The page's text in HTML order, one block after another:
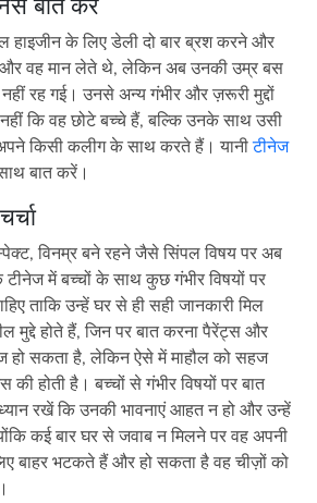
बात करें
हाइजीन के लिए डेली दो बार ब्रश करने और
वह मान लेते थे, लेकिन अब उनकी उम्र बस
नहीं रह गई। उनसे अन्य गंभीर और ज़रूरी मुद्दों
कि वह छोटे बच्चे हैं, बल्कि उनके साथ उसी
किसी कलीग के साथ करते हैं। यानीटीनेज
बात करें।
विनम्र बने रहने जैसे सिंपल विषय पर अब
टीनेज में बच्चों के साथ कुछ गंभीर विषयों पर
ताकि उन्हें घर से ही सही जानकारी मिल
होते हैं, जिन पर बात करना पैरेंट्स और
हो सकता है, लेकिन ऐसे में माहौल को सहज
की होती है। बच्चों से गंभीर विषयों पर बात
रखें कि उनकी भावनाएं आहत न हो और उन्हें
कई बार घर से जवाब न मिलने पर वह अपनी
बाहर भटकते हैं और हो सकता है वह चीज़ों को